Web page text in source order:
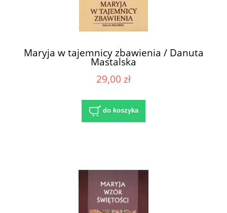
Maryja w tajemnicy zbawienia / Danuta
Mastalska
29,00 zł
do koszyka